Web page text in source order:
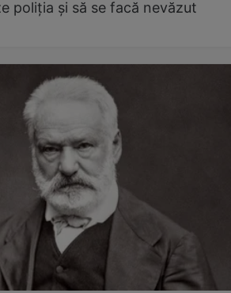
poliția și să se facă nevăzut